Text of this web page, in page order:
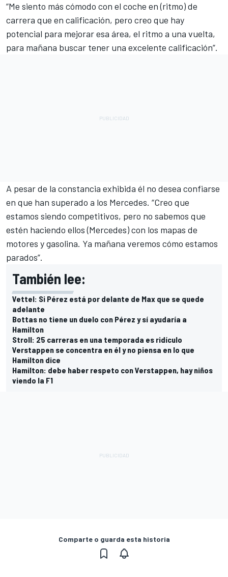
“Me siento más cómodo con el coche en (ritmo) de
carrera que en calificación, pero creo que hay
potencial para mejorar esa área, el ritmo a una vuelta,
para mañana buscar tener una excelente calificación”.
A pesar de la constancia exhibida él no desea confiarse
en que han superado a los Mercedes. “Creo que
estamos siendo competitivos, pero no sabemos que
estén haciendo ellos (Mercedes) con los mapas de
motores y gasolina. Ya mañana veremos cómo estamos
parados”.
También lee:
Vettel: Si Pérez está por delante de Max que se quede
adelante
Bottas no tiene un duelo con Pérez y sí ayudaría a
Hamilton
Stroll: 25 carreras en una temporada es ridículo
Verstappen se concentra en él y no piensa en lo que
Hamilton dice
Hamilton: debe haber respeto con Verstappen, hay niños
viendo la F1
Comparte o guarda esta historia